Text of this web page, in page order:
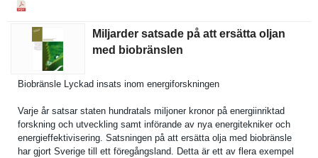
Miljarder satsade på att ersätta oljan
med biobränslen
Biobränsle Lyckad insats inom energifors­kningen
Varje år satsar staten hundratals miljoner kronor på energiinri­ktad
forskning och utveckling samt införande av nya energitekn­iker och
energieffe­ktiviserin­g. Satsningen på att ersätta olja med biobränsle
har gjort Sverige till ett föregångsl­and. Detta är ett av flera exempel